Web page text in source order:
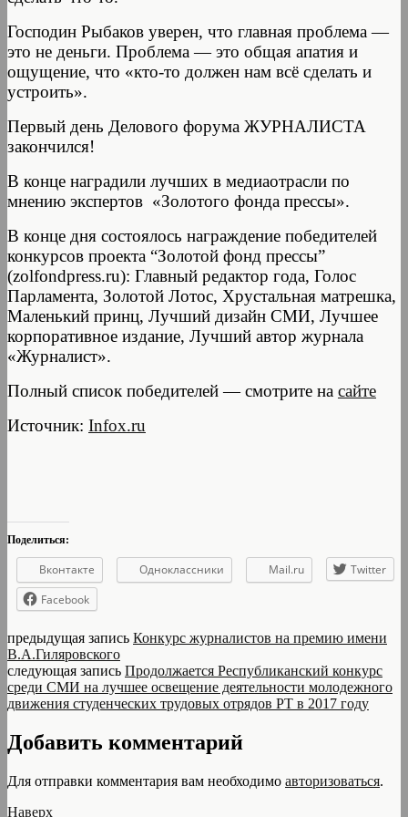
Господин Рыбаков уверен, что главная проблема —
это не деньги. Проблема — это общая апатия и
ощущение, что «кто-то должен нам всё сделать и
устроить».
Первый день Делового форума ЖУРНАЛИСТА
закончился!
В конце наградили лучших в медиаотрасли по
мнению экспертов «Золотого фонда прессы».
В конце дня состоялось награждение победителей
конкурсов проекта “Золотой фонд прессы”
(zolfondpress.ru): Главный редактор года, Голос
Парламента, Золотой Лотос, Хрустальная матрешка,
Маленький принц, Лучший дизайн СМИ, Лучшее
корпоративное издание, Лучший автор журнала
«Журналист».
Полный список победителей — смотрите на сайте
Источник: Infox.ru
Поделиться:
Вконтакте Одноклассники Mail.ru
Twitter
Facebook
предыдущая запись Конкурс журналистов на премию имени
В.А.Гиляровского
следующая запись Продолжается Республиканский конкурс
среди СМИ на лучшее освещение деятельности молодежного
движения студенческих трудовых отрядов РТ в 2017 году
Добавить комментарий
Для отправки комментария вам необходимо авторизоваться.
Наверх